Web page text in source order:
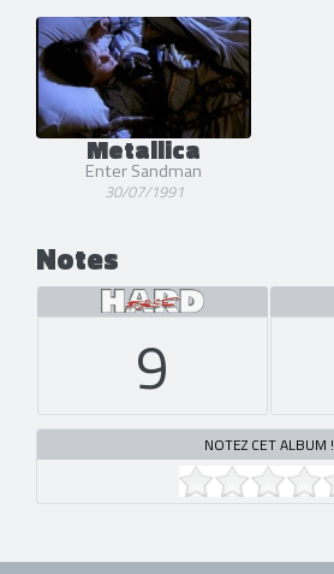
Metallica
Enter Sandman
30/07/1991
Notes
9
NOTEZ CET ALBUM !